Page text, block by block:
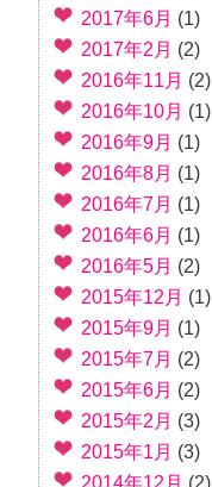
2017年6月 (1)
2017年2月 (2)
2016年11月 (2)
2016年10月 (1)
2016年9月 (1)
2016年8月 (1)
2016年7月 (1)
2016年6月 (1)
2016年5月 (2)
2015年12月 (1)
2015年9月 (1)
2015年7月 (2)
2015年6月 (2)
2015年2月 (3)
2015年1月 (3)
2014年12月 (2)